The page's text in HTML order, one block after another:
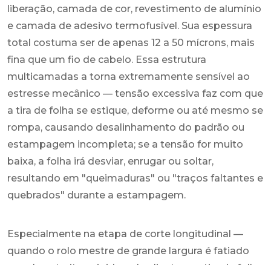
liberação, camada de cor, revestimento de alumínio
e camada de adesivo termofusível. Sua espessura
total costuma ser de apenas 12 a 50 mícrons, mais
fina que um fio de cabelo. Essa estrutura
multicamadas a torna extremamente sensível ao
estresse mecânico — tensão excessiva faz com que
a tira de folha se estique, deforme ou até mesmo se
rompa, causando desalinhamento do padrão ou
estampagem incompleta; se a tensão for muito
baixa, a folha irá desviar, enrugar ou soltar,
resultando em "queimaduras" ou "traços faltantes e
quebrados" durante a estampagem.
Especialmente na etapa de corte longitudinal —
quando o rolo mestre de grande largura é fatiado